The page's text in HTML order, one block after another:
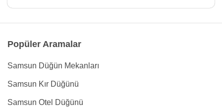
Popüler Aramalar
Samsun Düğün Mekanları
Samsun Kır Düğünü
Samsun Otel Düğünü